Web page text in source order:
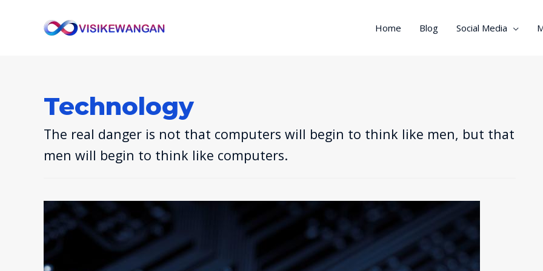
Home Blog Social Media
Technology
The real danger is not that computers will begin to think like men, but that
men will begin to think like computers.